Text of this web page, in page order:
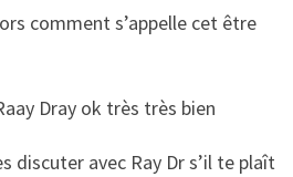
comment s’appelle cet être
Dray ok très très bien
discuter avec Ray Dr s’il te plaît